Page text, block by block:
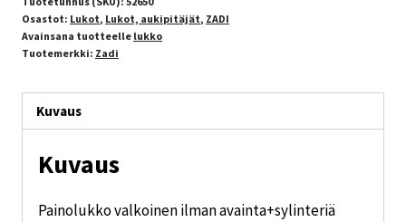
Osastot: Lukot, Lukot, aukipitäjät, ZADI
Avainsana tuotteelle lukko
Tuotemerkki: Zadi
Kuvaus
Kuvaus
Painolukko valkoinen ilman avainta+sylinteriä